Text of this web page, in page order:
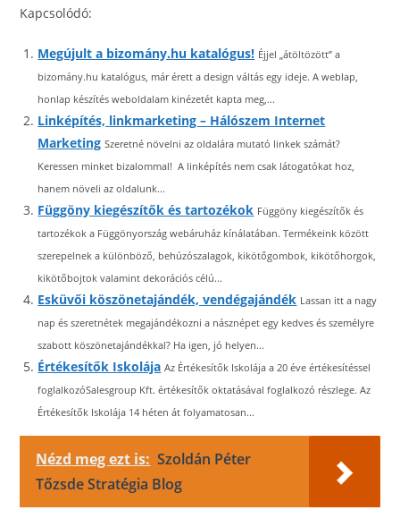
Kapcsolódó:
Megújult a bizomány.hu katalógus! Éjjel „átöltözött” a
bizomány.hu katalógus, már érett a design váltás egy ideje. A weblap,
honlap készítés weboldalam kinézetét kapta meg,...
Linképítés, linkmarketing – Hálószem Internet
Marketing Szeretné növelni az oldalára mutató linkek számát?
Keressen minket bizalommal! A linképítés nem csak látogatókat hoz,
hanem növeli az oldalunk...
Függöny kiegészítők és tartozékok Függöny kiegészítők és
tartozékok a Függönyország webáruház kínálatában. Termékeink között
szerepelnek a különböző, behúzószalagok, kikötőgombok, kikötőhorgok,
kikötőbojtok valamint dekorációs célú...
Esküvői köszönetajándék, vendégajándék Lassan itt a nagy
nap és szeretnétek megajándékozni a násznépet egy kedves és személyre
szabott köszönetajándékkal? Ha igen, jó helyen...
Értékesítők Iskolája Az Értékesítők Iskolája a 20 éve értékesítéssel
foglalkozóSalesgroup Kft. értékesítők oktatásával foglalkozó részlege. Az
Értékesítők Iskolája 14 héten át folyamatosan...
Nézd meg ezt is: Szoldán Péter
Tőzsde Stratégia Blog